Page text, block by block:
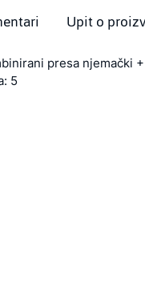
Upit o
presa njemački
5